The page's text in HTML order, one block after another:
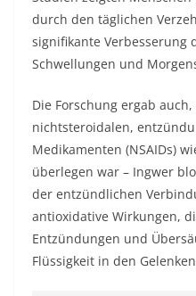
durch den täglichen
signifikante Verbesserung
Schwellungen und
Die Forschung ergab
nichtsteroidalen,
Medikamenten (NSAIDs)
überlegen war – Ingwer
der entzündlichen
antioxidative Wirkungen,
Entzündungen und
Flüssigkeit in den